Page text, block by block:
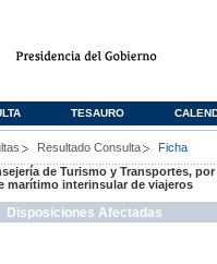
TESAURO
Resultado Consulta
Ficha
de Turismo y Transportes,
marítimo interinsular de viajeros
Disposiciones Afectadas